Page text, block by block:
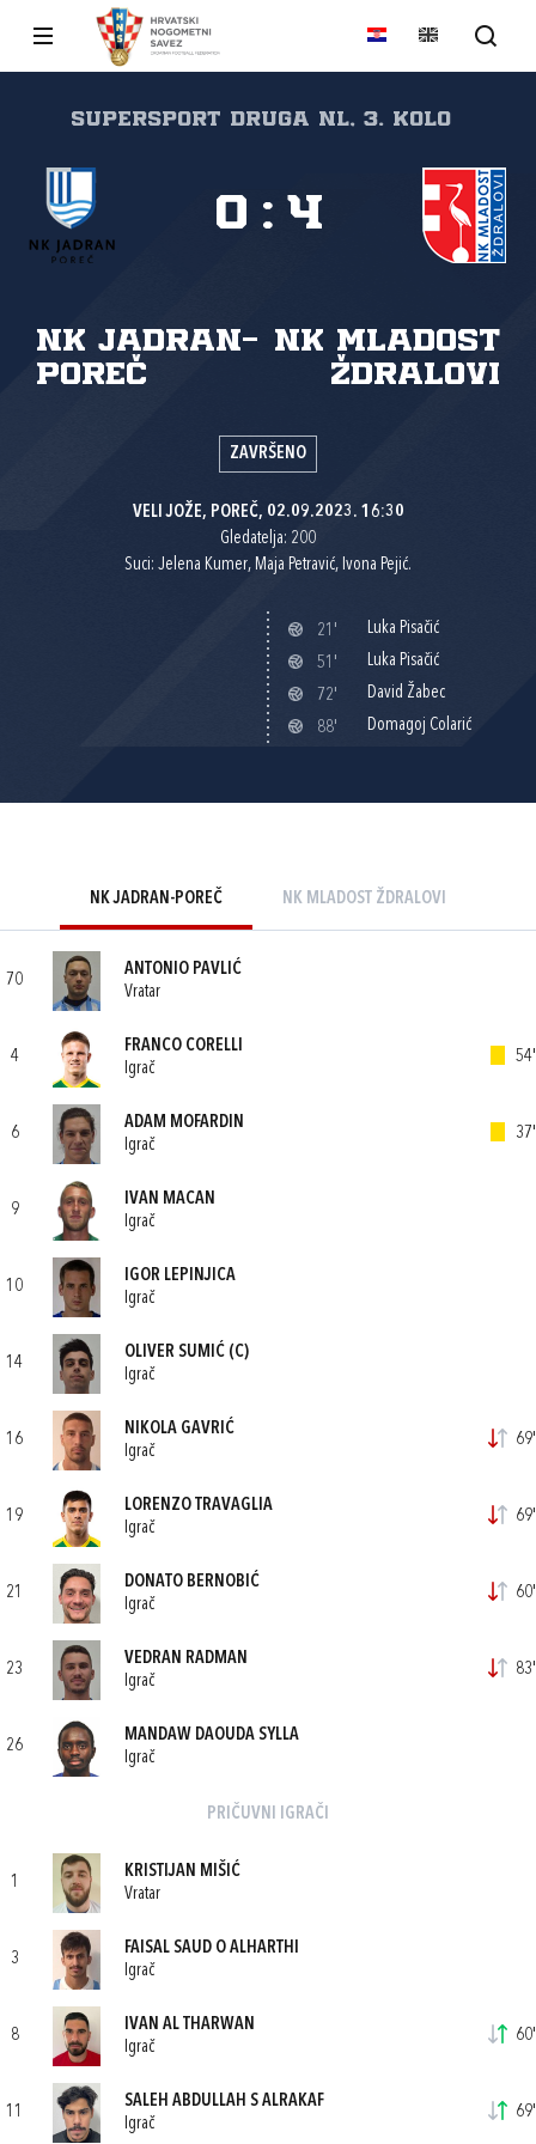
SuperSport Druga NL, 3. kolo
NK Jadran-
Poreč
NK Mladost
Ždralovi
0 : 4
ZAVRŠENO
VELI JOŽE, POREČ, 02.09.2023. 16:30
Gledatelja: 200
Suci: Jelena Kumer, Maja Petravić, Ivona Pejić.
21'
Luka Pisačić
51'
Luka Pisačić
72'
David Žabec
88'
Domagoj Colarić
NK JADRAN-POREČ NK MLADOST ŽDRALOVI
70
ANTONIO PAVLIĆ
Vratar
4
FRANCO CORELLI
Igrač
54'
6
ADAM MOFARDIN
Igrač
37'
9
IVAN MACAN
Igrač
10
IGOR LEPINJICA
Igrač
14
OLIVER SUMIĆ (C)
Igrač
16
NIKOLA GAVRIĆ
Igrač
69'
19
LORENZO TRAVAGLIA
Igrač
69'
21
DONATO BERNOBIĆ
Igrač
60'
23
VEDRAN RADMAN
Igrač
83'
26
MANDAW DAOUDA SYLLA
Igrač
PRIČUVNI IGRAČI
1
KRISTIJAN MIŠIĆ
Vratar
3
FAISAL SAUD O ALHARTHI
Igrač
8
IVAN AL THARWAN
Igrač
60'
11
SALEH ABDULLAH S ALRAKAF
Igrač
69'